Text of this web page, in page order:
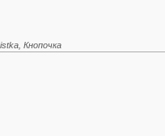
Кнопочка